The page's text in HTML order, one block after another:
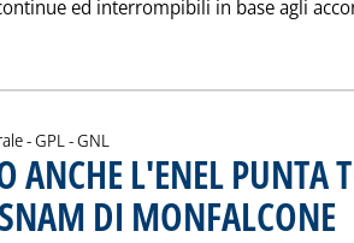
ed interrompibili in base agli
- GPL - GNL
ANCHE L'ENEL PUNTA
DI MONFALCONE